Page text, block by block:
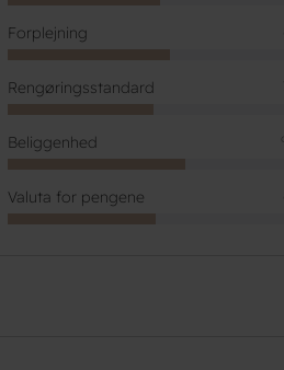
Forplejning
Rengøringsstandard
Beliggenhed
Valuta for pengene